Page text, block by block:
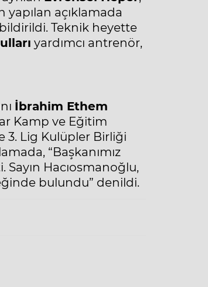
yapılan açıklamada
Teknik heyette
yardımcı antrenör,
İbrahim Ethem
Kamp ve Eğitim
3. Lig Kulüpler Birliği
“Başkanımız
Hacıosmanoğlu,
bulundu” denildi.